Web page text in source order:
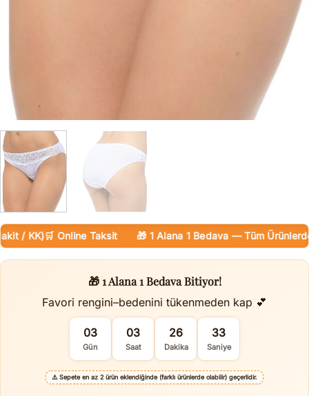
/ KK)🛒 Online Taksit 🎁 1 Alana 1 Bedava — Tüm Ürünlerde
🎁 1 Alana 1 Bedava Bitiyor!
Favori rengini–bedenini tükenmeden kap 💕
03
Gün
03
Saat
26
Dakika
32
Saniye
⚠️ Sepete en az 2 ürün eklendiğinde (farklı ürünlerde olabilir) geçerlidir.